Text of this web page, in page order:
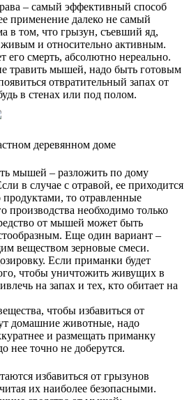
– самый эффективный способ
применение далеко не самый
в том, что грызун, съевший яд,
живым и относительно активным.
его смерть, абсолютно нереально.
травить мышей, надо быть готовым
отвратительный запах от
в стенах или под полом.
деревянном доме
мышей – разложить по дому
в случае с отравой, ее приходится
то отравленные
необходимо только
от мышей может быть
Еще один вариант –
веществом зерновые смеси.
Если приманки будет
чтобы уничтожить живущих в
на запах и тех, кто обитает на
чтобы избавиться от
домашние животные, надо
и размещать приманку
нее точно не доберутся.
избавиться от грызунов
их наиболее безопасными.